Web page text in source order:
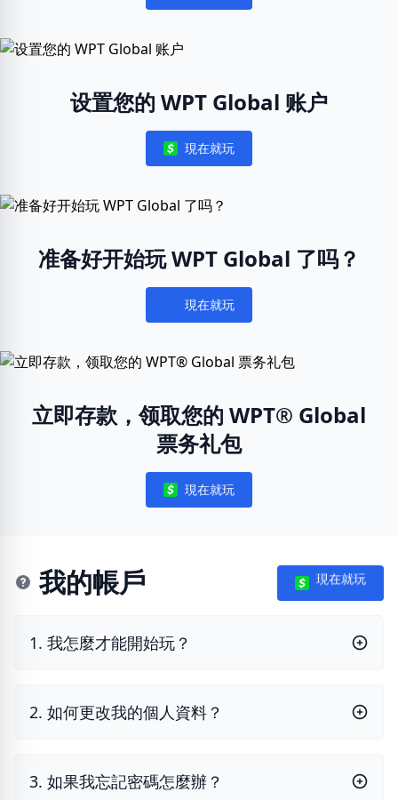
设置您的 WPT Global 账户
Notifications
現在就玩
准备好开始玩 WPT Global 了吗？
Notifications
現在就玩
立即存款，领取您的 WPT® Global
票务礼包
Notifications
現在就玩
我的帳戶 現在就玩
1. 我怎麼才能開始玩？
2. 如何更改我的個人資料？
3. 如果我忘記密碼怎麼辦？